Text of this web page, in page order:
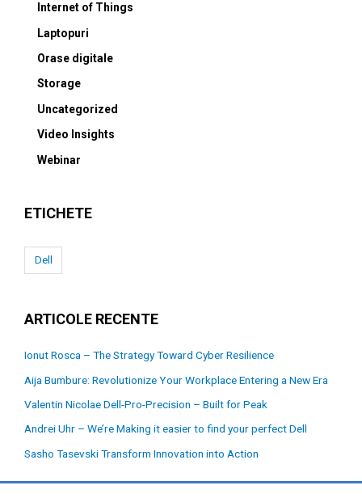
Internet of Things
Laptopuri
Orase digitale
Storage
Uncategorized
Video Insights
Webinar
ETICHETE
Dell
ARTICOLE RECENTE
Ionut Rosca – The Strategy Toward Cyber Resilience
Aija Bumbure: Revolutionize Your Workplace Entering a New Era
Valentin Nicolae Dell-Pro-Precision – Built for Peak
Andrei Uhr – We’re Making it easier to find your perfect Dell
Sasho Tasevski Transform Innovation into Action